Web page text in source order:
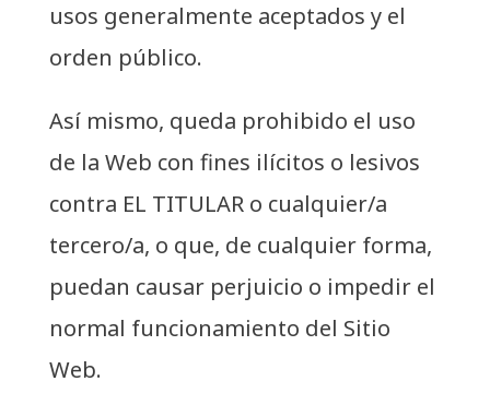
usos generalmente aceptados y el
orden público.
Así mismo, queda prohibido el uso
de la Web con fines ilícitos o lesivos
contra EL TITULAR o cualquier/a
tercero/a, o que, de cualquier forma,
puedan causar perjuicio o impedir el
normal funcionamiento del Sitio
Web.